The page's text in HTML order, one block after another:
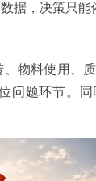
据，决策只能
物料使用、
问题环节。